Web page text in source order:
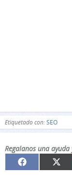
Etiquetado con:SEO
Regalanos una
Compartir
en
Facebook
en
X